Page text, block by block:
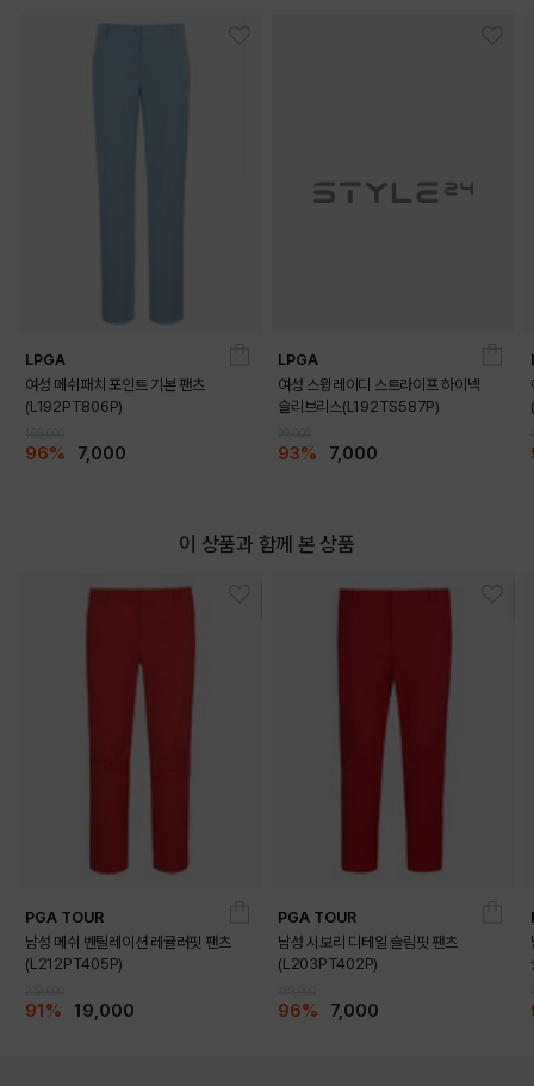
LPGA
여성 메쉬패치 포인트 기본 팬츠
(L192PT806P)
96% 7,000
LPGA
여성 스윙레이디 스트라이프 하이넥
슬리브리스(L192TS587P)
93% 7,000
이 상품과 함께 본 상품
PGA TOUR
남성 메쉬 벤틸레이션 레귤러핏 팬츠
(L212PT405P)
91% 19,000
PGA TOUR
남성 시보리 디테일 슬림핏 팬츠
(L203PT402P)
96% 7,000